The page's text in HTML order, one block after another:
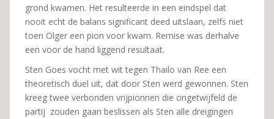
grond kwamen. Het resulteerde in een eindspel dat
nooit echt de balans significant deed uitslaan, zelfs niet
toen Olger een pion voor kwam. Remise was derhalve
een voor de hand liggend resultaat.
Sten Goes vocht met wit tegen Thailo van Ree een
theoretisch duel uit, dat door Sten werd gewonnen. Sten
kreeg twee verbonden vrijpionnen die ongetwijfeld de
partij zouden gaan beslissen als Sten alle dreigingen